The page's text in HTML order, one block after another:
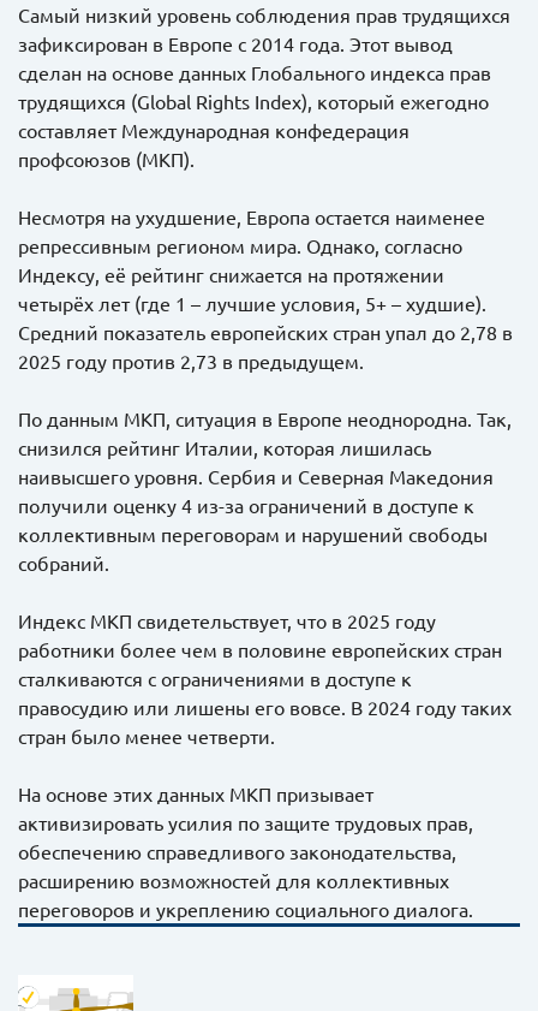
Самый низкий уровень соблюдения прав трудящихся
зафиксирован в Европе с 2014 года. Этот вывод
сделан на основе данных Глобального индекса прав
трудящихся (Global Rights Index), который ежегодно
составляет Международная конфедерация
профсоюзов (МКП).
Несмотря на ухудшение, Европа остается наименее
репрессивным регионом мира. Однако, согласно
Индексу, её рейтинг снижается на протяжении
четырёх лет (где 1 – лучшие условия, 5+ – худшие).
Средний показатель европейских стран упал до 2,78 в
2025 году против 2,73 в предыдущем.
По данным МКП, ситуация в Европе неоднородна. Так,
снизился рейтинг Италии, которая лишилась
наивысшего уровня. Сербия и Северная Македония
получили оценку 4 из-за ограничений в доступе к
коллективным переговорам и нарушений свободы
собраний.
Индекс МКП свидетельствует, что в 2025 году
работники более чем в половине европейских стран
сталкиваются с ограничениями в доступе к
правосудию или лишены его вовсе. В 2024 году таких
стран было менее четверти.
На основе этих данных МКП призывает
активизировать усилия по защите трудовых прав,
обеспечению справедливого законодательства,
расширению возможностей для коллективных
переговоров и укреплению социального диалога.